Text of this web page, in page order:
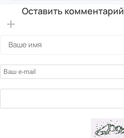
Оставить комментарий